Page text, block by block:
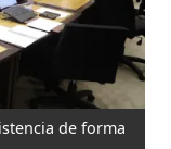
de forma